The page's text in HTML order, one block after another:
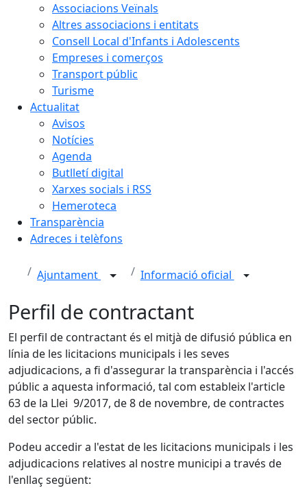
Associacions Veïnals
Altres associacions i entitats
Consell Local d'Infants i Adolescents
Empreses i comerços
Transport públic
Turisme
Actualitat
Avisos
Notícies
Agenda
Butlletí digital
Xarxes socials i RSS
Hemeroteca
Transparència
Adreces i telèfons
Ajuntament Informació oficial
Perfil de contractant
El perfil de contractant és el mitjà de difusió pública en
línia de les licitacions municipals i les seves
adjudicacions, a fi d'assegurar la transparència i l'accés
públic a aquesta informació, tal com estableix l'article
63 de la Llei 9/2017, de 8 de novembre, de contractes
del sector públic.
Podeu accedir a l'estat de les licitacions municipals i les
adjudicacions relatives al nostre municipi a través de
l'enllaç següent: